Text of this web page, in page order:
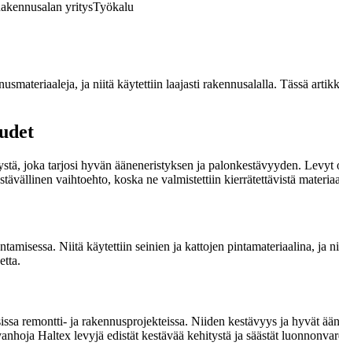
yritysTyökalu
ja niitä käytettiin laajasti rakennusalalla. Tässä
joka tarjosi hyvän ääneneristyksen ja palonkestävyyden.
vaihtoehto, koska ne valmistettiin kierrätettävistä
Niitä käytettiin seinien ja kattojen pintamateriaalina, ja
remontti- ja rakennusprojekteissa. Niiden kestävyys ja hyvät
Haltex levyjä edistät kestävää kehitystä ja säästät